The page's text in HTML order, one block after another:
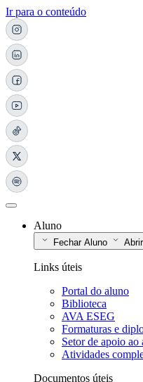
Ir para o conteúdo
Aluno
Fechar Aluno
Links úteis
Portal do aluno
Biblioteca
AVA ESEG
Formaturas e
Setor de apoio ao
Atividades
Documentos úteis